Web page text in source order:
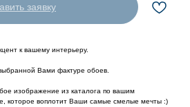
заявку
к вашему интерьеру.
Вами фактуре обоев.
изображение из каталога по вашим
которое воплотит Ваши самые смелые мечты :)